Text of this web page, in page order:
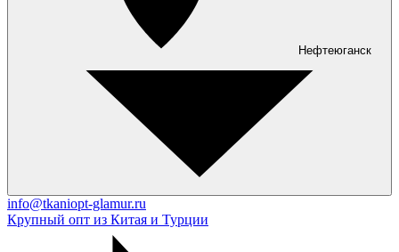
Нефтеюганск
info@tkaniopt-glamur.ru
Крупный опт из Китая и Турции